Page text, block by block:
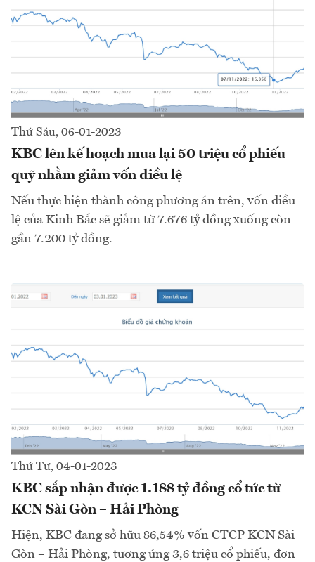
Thứ Sáu, 06-01-2023
KBC lên kế hoạch mua lại 50 triệu cổ phiếu
quỹ nhằm giảm vốn điều lệ
Nếu thực hiện thành công phương án trên, vốn điều
lệ của Kinh Bắc sẽ giảm từ 7.676 tỷ đồng xuống còn
gần 7.200 tỷ đồng.
Thứ Tư, 04-01-2023
KBC sắp nhận được 1.188 tỷ đồng cổ tức từ
KCN Sài Gòn – Hải Phòng
Hiện, KBC đang sở hữu 86,54% vốn CTCP KCN Sài
Gòn – Hải Phòng, tương ứng 3,6 triệu cổ phiếu, đơn